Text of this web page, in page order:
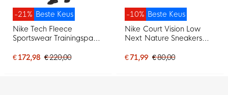
Beste Keus
-21%
Nike Tech Fleece
Sportswear Trainingspak
€ 172,98 € 220,00
Beste Keus
-10%
Nike Court Vision Low
Next Nature Sneakers
€ 71,99 € 80,00